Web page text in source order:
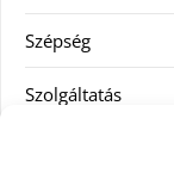
Szépség
Szolgáltatás